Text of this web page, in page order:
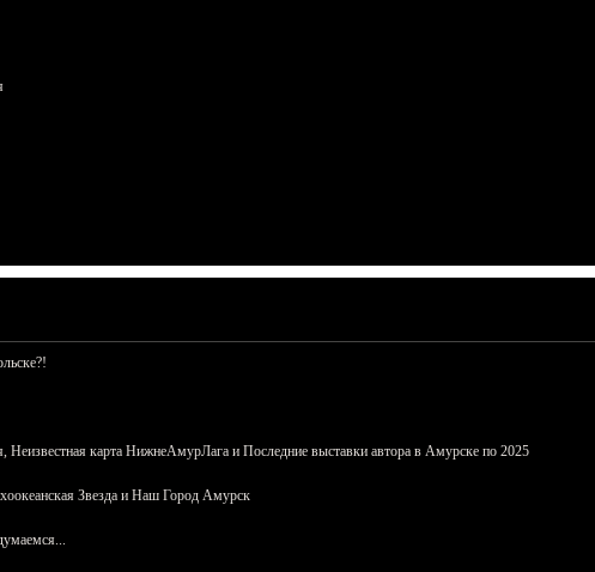
карта НижнеАмурЛага и Последние выставки автора в Амурске по 2025
Звезда и Наш Город Амурск